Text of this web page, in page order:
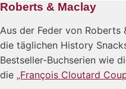
Roberts & Maclay
Aus der Feder von Roberts
die täglichen History
Bestseller-Buchserien wie
die „François Cloutard